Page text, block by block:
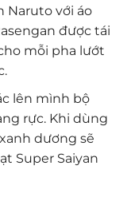
Naruto với áo
được tái
mỗi pha lướt
lên mình bộ
rực. Khi dùng
dương sẽ
Super Saiyan